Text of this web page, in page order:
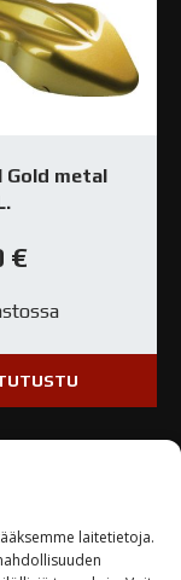
laitetietoja.
Gold metal
€